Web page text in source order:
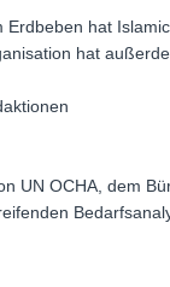
Erdbeben hat
hat
UN OCHA, dem